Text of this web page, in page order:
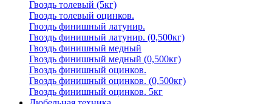
Гвоздь толевый (5кг)
Гвоздь толевый оцинков.
Гвоздь финишный латунир.
Гвоздь финишный латунир. (0,500кг)
Гвоздь финишный медный
Гвоздь финишный медный (0,500кг)
Гвоздь финишный оцинков.
Гвоздь финишный оцинков. (0,500кг)
Гвоздь финишный оцинков. 5кг